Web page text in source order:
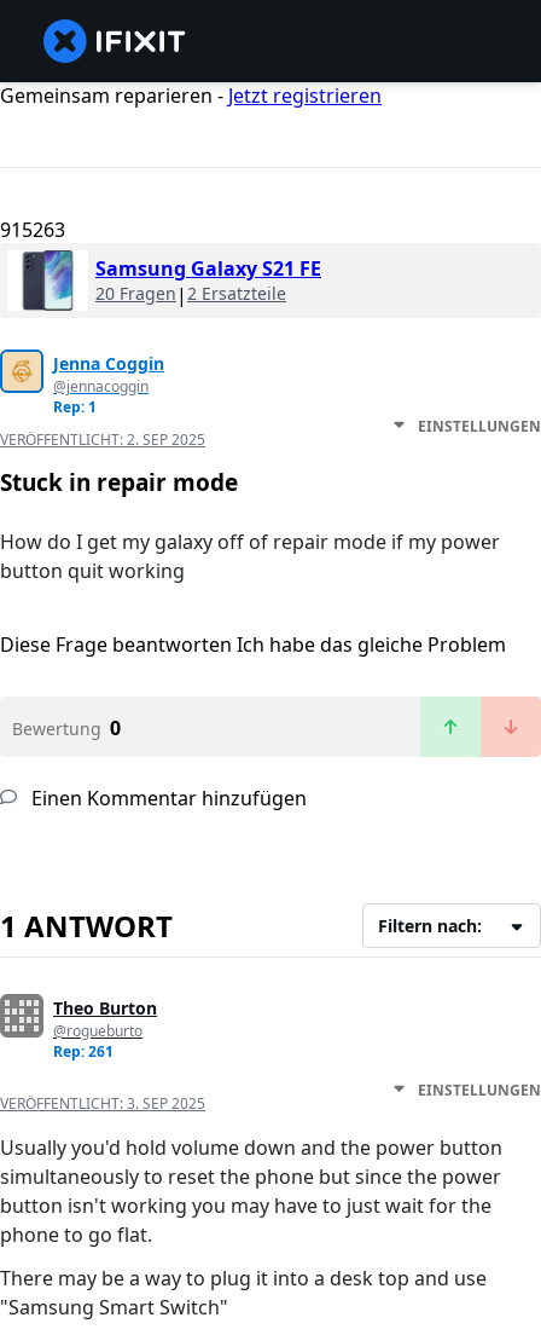
Gemeinsam reparieren - Jetzt registrieren
915263
Samsung Galaxy S21 FE
20 Fragen | 2 Ersatzteile
Jenna Coggin
@jennacoggin
Rep: 1
VERÖFFENTLICHT:2. SEP 2025
EINSTELLUNGEN
Stuck in repair mode
How do I get my galaxy off of repair mode if my power
button quit working
Diese Frage beantworten Ich habe das gleiche Problem
Bewertung 0
Einen Kommentar hinzufügen
1 ANTWORT Filtern nach:
Theo Burton
@rogueburto
Rep: 261
VERÖFFENTLICHT:3. SEP 2025
EINSTELLUNGEN
Usually you'd hold volume down and the power button
simultaneously to reset the phone but since the power
button isn't working you may have to just wait for the
phone to go flat.
There may be a way to plug it into a desk top and use
"Samsung Smart Switch"